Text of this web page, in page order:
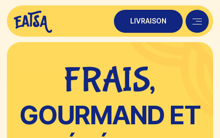
LIVRAISON
LIVRAISON
GOURMAND ET
GÉNÉREUX